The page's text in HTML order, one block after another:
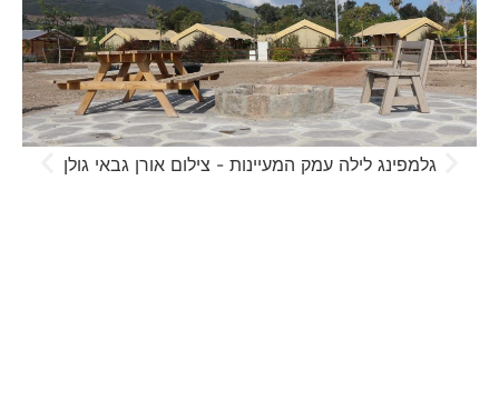
גלמפינג לילה עמק המעיינות - צילום אורן גבאי גולן